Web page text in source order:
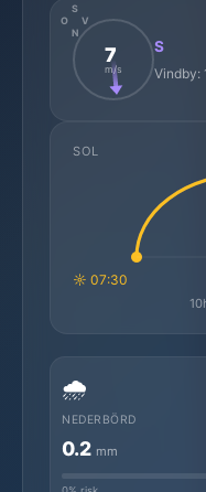
N
S
O
V
7
m/s
S
Vindby:
SOL
☼ 07:30
🌧️
NEDERBÖRD
0.2 mm